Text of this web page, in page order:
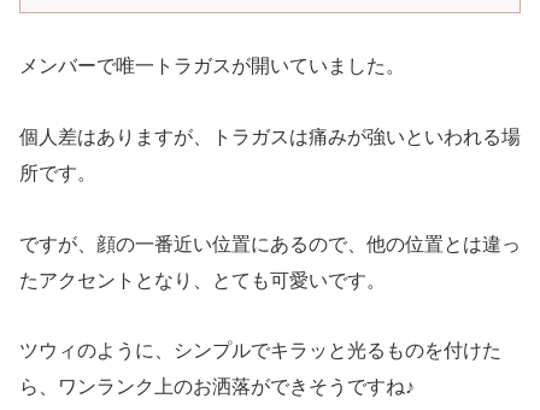
メンバーで唯一トラガスが開いていました。
個人差はありますが、トラガスは痛みが強いといわれる場
所です。
ですが、顔の一番近い位置にあるので、他の位置とは違っ
たアクセントとなり、とても可愛いです。
ツウィのように、シンプルでキラッと光るものを付けた
ら、ワンランク上のお洒落ができそうですね♪